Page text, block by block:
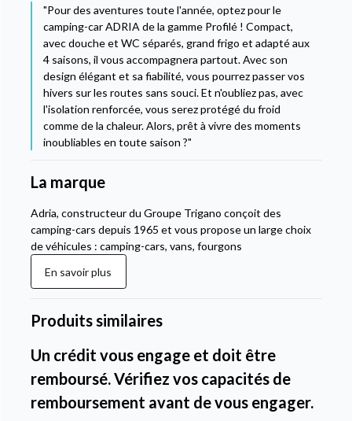
"Pour des aventures toute l'année, optez pour le
camping-car ADRIA de la gamme Profilé ! Compact,
avec douche et WC séparés, grand frigo et adapté aux
4 saisons, il vous accompagnera partout. Avec son
design élégant et sa fiabilité, vous pourrez passer vos
hivers sur les routes sans souci. Et n'oubliez pas, avec
l'isolation renforcée, vous serez protégé du froid
comme de la chaleur. Alors, prêt à vivre des moments
inoubliables en toute saison ?"
La marque
Adria, constructeur du Groupe Trigano conçoit des
camping-cars depuis 1965 et vous propose un large choix
de véhicules : camping-cars, vans, fourgons
En savoir plus
Produits similaires
Un crédit vous engage et doit être
remboursé. Vérifiez vos capacités de
remboursement avant de vous engager.